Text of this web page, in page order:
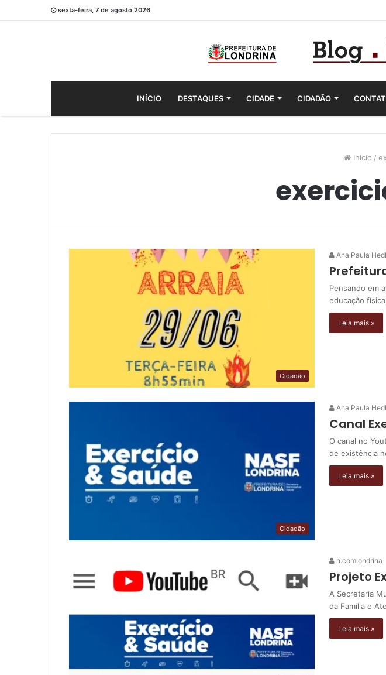
sexta-feira, 7 de agosto 2026
INÍCIO DESTAQUES CIDADE CIDADÃO
Início /
Cidadão
Ana Paula
Pensando em
educação
Leia mais »
Cidadão
Ana Paula
Canal
O canal no
de existência
Leia mais »
n.comlondrina
Projeto
A Secretaria
da Família e
Leia mais »